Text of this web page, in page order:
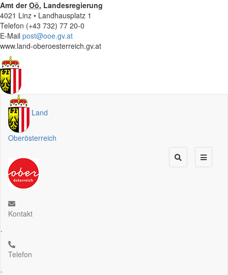
Amt derOö. Landesregierung
4021 Linz • Landhausplatz 1
Telefon (+43 732) 77 20-0
E-Mail post@ooe.gv.at
www.land-oberoesterreich.gv.at
Land
Oberösterreich
Kontakt
.
Telefon
.